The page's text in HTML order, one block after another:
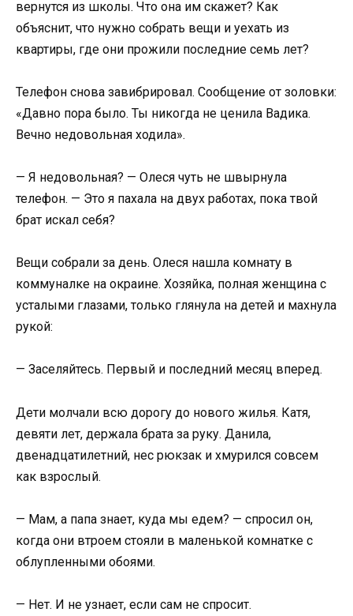
вернутся из школы. Что она им скажет? Как
объяснит, что нужно собрать вещи и уехать из
квартиры, где они прожили последние семь лет?
Телефон снова завибрировал. Сообщение от золовки:
«Давно пора было. Ты никогда не ценила Вадика.
Вечно недовольная ходила».
— Я недовольная? — Олеся чуть не швырнула
телефон. — Это я пахала на двух работах, пока твой
брат искал себя?
Вещи собрали за день. Олеся нашла комнату в
коммуналке на окраине. Хозяйка, полная женщина с
усталыми глазами, только глянула на детей и махнула
рукой:
— Заселяйтесь. Первый и последний месяц вперед.
Дети молчали всю дорогу до нового жилья. Катя,
девяти лет, держала брата за руку. Данила,
двенадцатилетний, нес рюкзак и хмурился совсем
как взрослый.
— Мам, а папа знает, куда мы едем? — спросил он,
когда они втроем стояли в маленькой комнатке с
облупленными обоями.
— Нет. И не узнает, если сам не спросит.